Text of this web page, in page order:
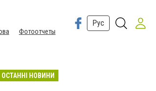
Фотоотчеты
Рус
ОСТАННІ НОВИНИ